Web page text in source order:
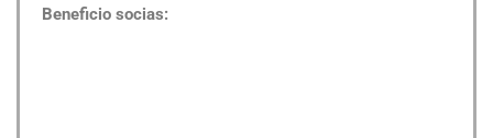
Beneficio socias: